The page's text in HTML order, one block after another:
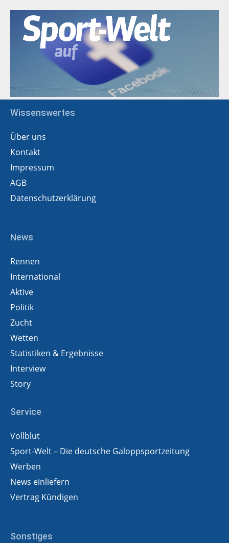
Wissenswertes
Über uns
Kontakt
Impressum
AGB
Datenschutzerklärung
News
Rennen
International
Aktive
Politik
Zucht
Wetten
Statistiken & Ergebnisse
Interview
Story
Service
Vollblut
Sport-Welt – Die deutsche Galoppsportzeitung
Werben
News einliefern
Vertrag Kündigen
Sonstiges